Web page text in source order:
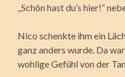
„Schön hast du’s hier!“
Nico schenkte ihm ein
ganz anders wurde. Da
wohlige Gefühl von der